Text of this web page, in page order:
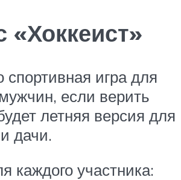
«Хоккеист»
спортивная игра для
если верить
летняя версия для
дачи.
каждого участника: